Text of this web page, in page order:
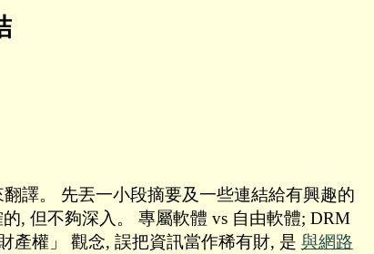
譯。 先丟一小段摘要及一些連結給有興趣的
, 但不夠深入。 專屬軟體 vs 自由軟體; DRM
產權」 觀念, 誤把資訊當作稀有財, 是 與網路